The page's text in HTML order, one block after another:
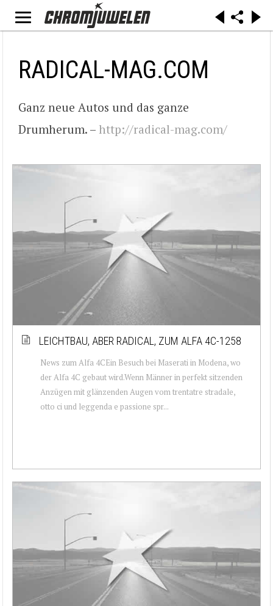
RADICAL-MAG.COM
Ganz neue Autos und das ganze
Drumherum. – http://radical-mag.com/
LEICHTBAU, ABER RADICAL, ZUM ALFA 4C-1258
News zum Alfa 4CEin Besuch bei Maserati in Modena, wo
der Alfa 4C gebaut wird.Wenn Männer in perfekt sitzenden
Anzügen mit glänzenden Augen vom trentatre stradale,
otto ci und leggenda e passione spr...